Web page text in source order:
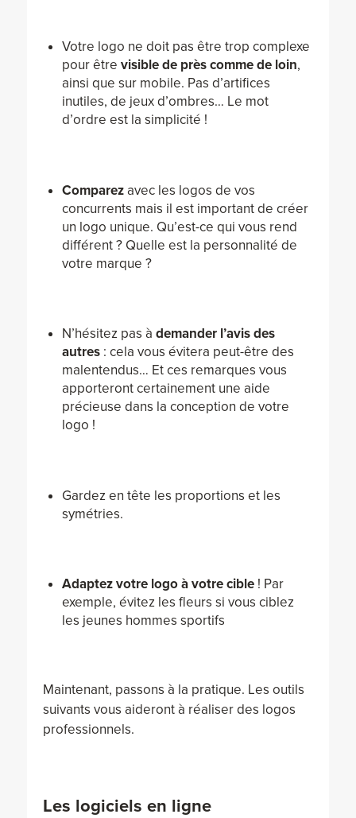
Votre logo ne doit pas être trop complexe
pour être visible de près comme de loin,
ainsi que sur mobile. Pas d’artifices
inutiles, de jeux d’ombres… Le mot
d’ordre est la simplicité !
Comparezavec les logos de vos
concurrents mais il est important de créer
un logo unique. Qu’est-ce qui vous rend
différent ? Quelle est la personnalité de
votre marque ?
N’hésitez pas à demander l’avis des
autres: cela vous évitera peut-être des
malentendus… Et ces remarques vous
apporteront certainement une aide
précieuse dans la conception de votre
logo !
Gardez en tête les proportions et les
symétries.
Adaptez votre logo à votre cible! Par
exemple, évitez les fleurs si vous ciblez
les jeunes hommes sportifs
Maintenant, passons à la pratique. Les outils
suivants vous aideront à réaliser des logos
professionnels.
Les logiciels en ligne